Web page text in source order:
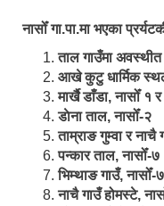
नासोँ गा.पा.मा भएका
ताल गाउँमा अवस्थीत
आखे कुटु धार्मिक
मार्खै डाँडा, नासोँ १
डाेना ताल, नासोँ-२
ताम्राङ गुम्वा र
पन्कार ताल, नासोँ-७
भिम्थाङ गाउँ, नासोँ-७
नाचै गाउँ होमस्टे,